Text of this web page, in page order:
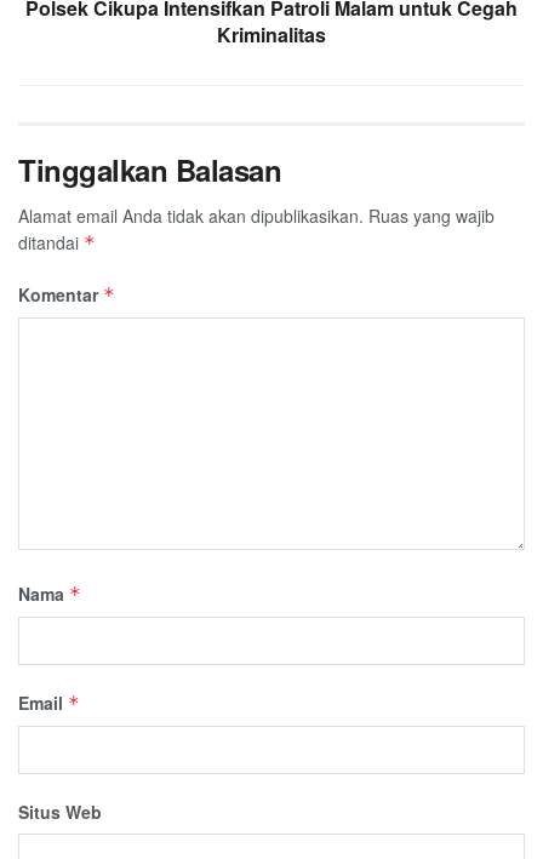
Polsek Cikupa Intensifkan Patroli Malam untuk Cegah
Kriminalitas
Tinggalkan Balasan
Alamat email Anda tidak akan dipublikasikan. Ruas yang wajib
ditandai *
Komentar *
Nama *
Email *
Situs Web